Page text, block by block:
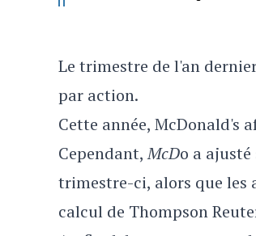
Le trimestre de l'an
par action.
Cette année, McDonald's
Cependant,McDo a
trimestre-ci, alors que les
calcul de Thompson